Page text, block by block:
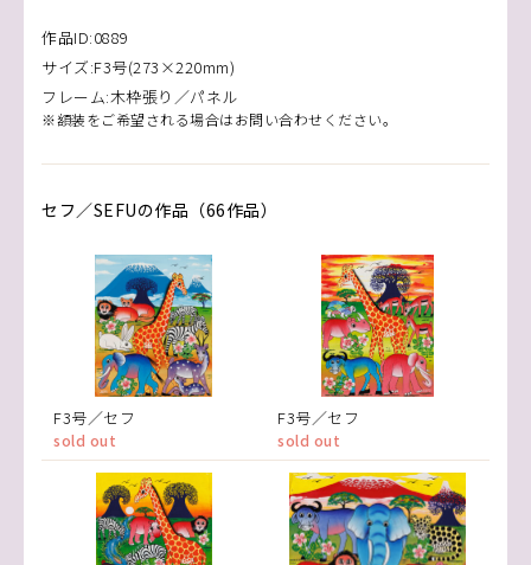
作品ID:0889
サイズ:F3号(273×220mm)
フレーム:木枠張り／パネル
※額装をご希望される場合はお問い合わせください。
セフ／SEFUの作品（66作品）
F3号／セフ
sold out
F3号／セフ
sold out